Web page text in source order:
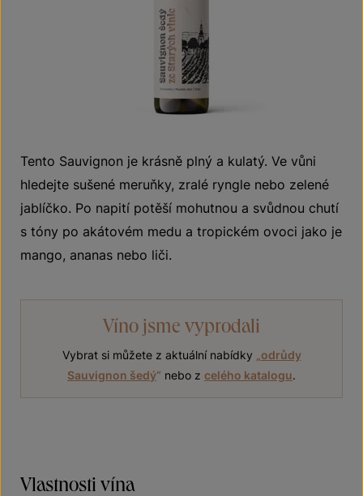
Tento Sauvignon je krásně plný a kulatý. Ve vůni
hledejte sušené meruňky, zralé ryngle nebo zelené
jablíčko. Po napití potěší mohutnou a svůdnou chutí
s tóny po akátovém medu a tropickém ovoci jako je
mango, ananas nebo liči.
Víno jsme vyprodali
Vybrat si můžete z aktuální nabídky
odrůdy
Sauvignon šedý“ nebo z celého katalogu.
Vlastnosti vína